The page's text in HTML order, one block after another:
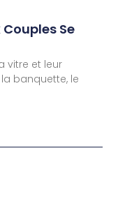
Se
vitre et leur
banquette, le